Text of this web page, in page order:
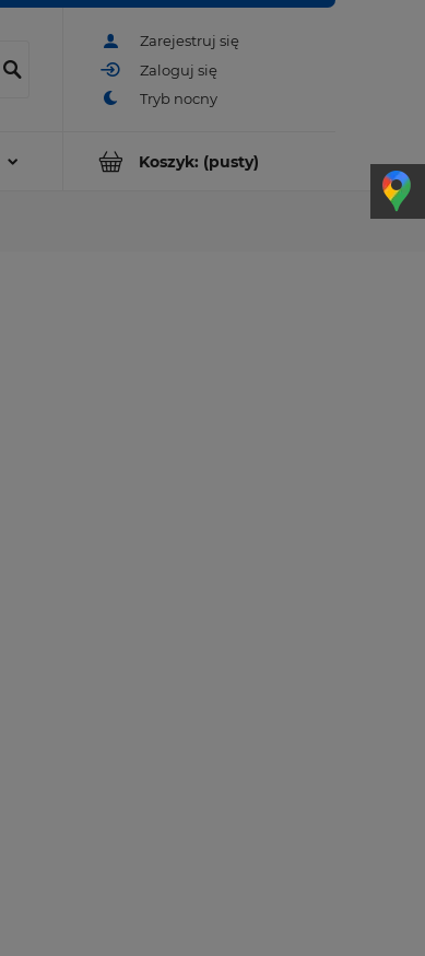
Zarejestruj się
Zaloguj się
Koszyk: (pusty)